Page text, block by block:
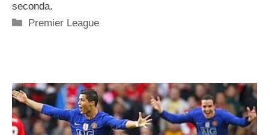
seconda.
Categorie
Premier League